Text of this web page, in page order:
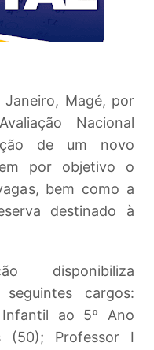
Magé, por
Nacional
de um novo
por objetivo o
bem como a
destinado à
disponibiliza
cargos:
ao 5º Ano
(50); Professor I